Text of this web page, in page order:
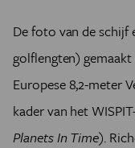
De foto van de schijf
golflengten)
Europese 8,2-meter
kader van het
Planets In Time).